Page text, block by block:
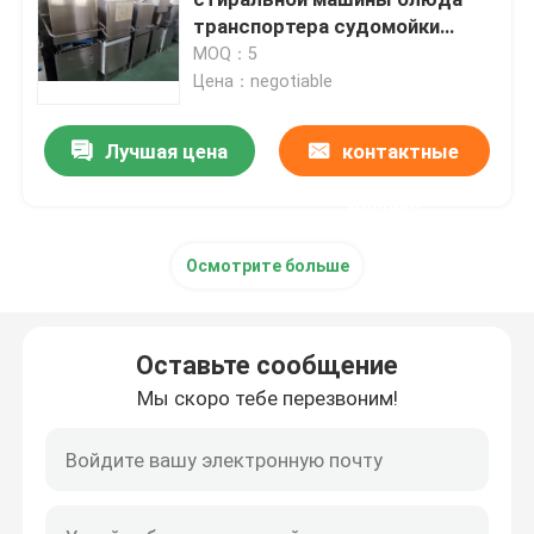
Автоматическая машина судомойки
Судомойка транспортера коммерчески
Коммерчески судомойка Undercounter
транспортера судомойки
ресторана
MOQ：5
Цена：negotiable
Лучшая цена контактные
Осмотрите больше
Оставьте сообщение
Мы скоро тебе перезвоним!